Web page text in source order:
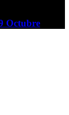
Octubre